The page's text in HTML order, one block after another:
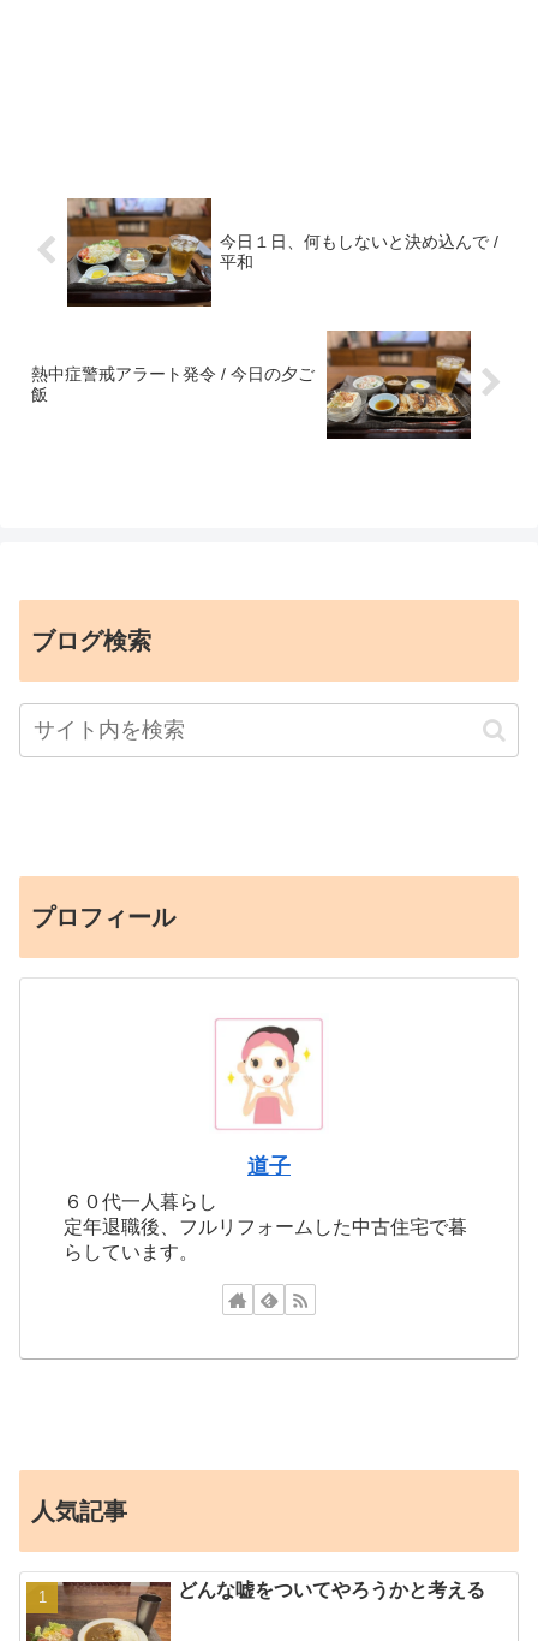
今日１日、何もしないと決め込んで /
平和
熱中症警戒アラート発令 / 今日の夕ご
飯
ブログ検索
プロフィール
道子
６０代一人暮らし
定年退職後、フルリフォームした中古住宅で暮
らしています。
人気記事
どんな嘘をついてやろうかと考える